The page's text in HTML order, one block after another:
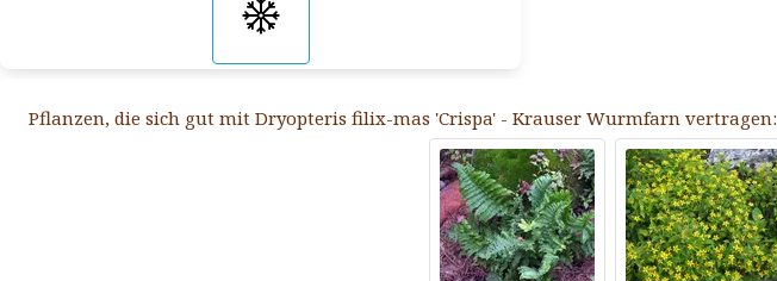
Pflanzen, die sich gut mit Dryopteris filix-mas 'Crispa' - Krauser Wurmfarn vertragen: